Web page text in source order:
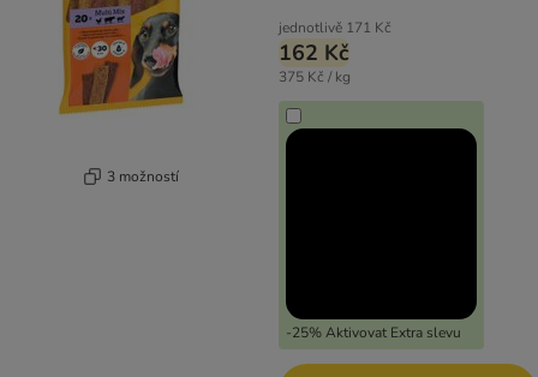
3 možností
jednotlivě 171 Kč
162 Kč
375 Kč / kg
-25% Aktivovat Extra slevu